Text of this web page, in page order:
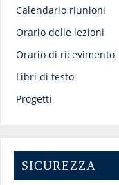
Calendario riunioni
Orario delle lezioni
Orario di ricevimento
Libri di testo
Progetti
SICUREZZA